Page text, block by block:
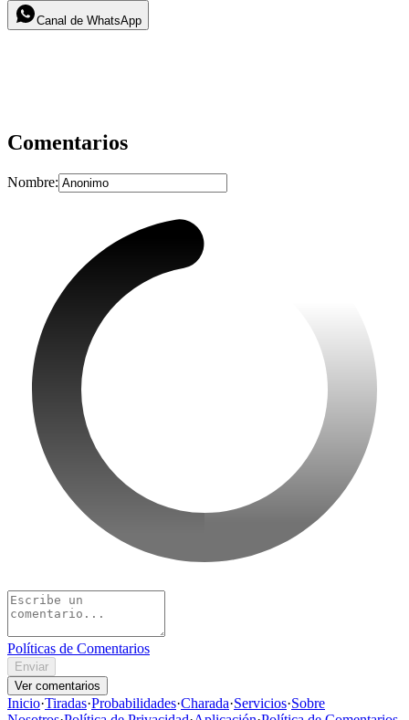
Canal de WhatsApp
Comentarios
Nombre:
Políticas de Comentarios
Enviar
Ver comentarios
Inicio·Tiradas·Probabilidades·Charada·Servicios·Sobre